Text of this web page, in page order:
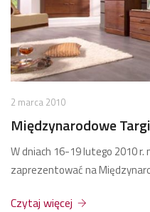
2 marca 2010
Międzynarodowe
W dniach 16-19 lutego 2010
zaprezentować na
Czytaj więcej